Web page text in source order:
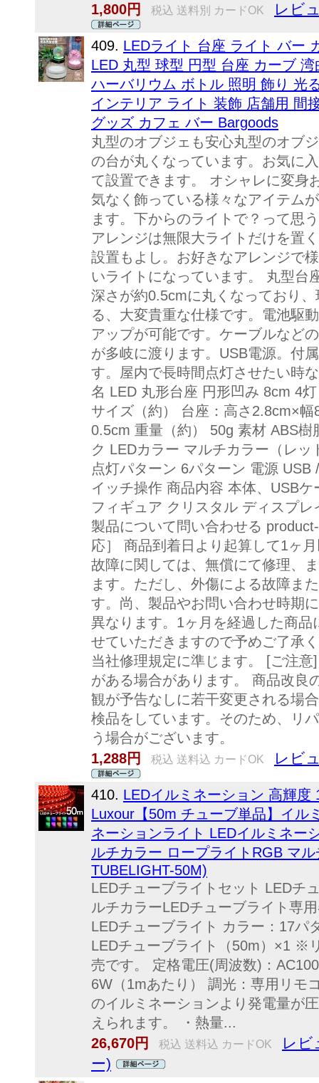
1,800円
税込 送料別 カードOK レビ
409. LEDライト 台座 ライト バー
LED 丸型 球型 円型 台座 カーブ
ハーバリウム ボトル 照明 飾り 光
インテリア ライト 装飾 店舗用 間
グッズ カフェ バー Bargoods
丸型のオブジェも安心丸型のオブ
の台が丸くなっています。お気に
て設置できます。 オシャレに変身
気なく飾っている様々なアイテム
ます。下からのライトで？って思
アレンジは無限大ライトだけを置
設置もよし。お好きなアレンジで
いライトになっています。 丸型台
深さが約0.5cmに丸くなっており
る、大変貴重な仕様です。電池駆
アップが可能です。ケーブルなど
が多岐に渡ります。USB電源。付
す。屋内で長時間点灯させたい時
名 LED 丸形台座 円形凹み 8cm 4
サイズ（約） 台座：高さ2.8cm×
0.5cm 重量（約） 50g 素材 ABS
ク LEDカラー マルチカラー（レ
点灯パターン 6パターン 電源
イッチ操作 商品内容 本体、USB
フィギュア クリスタル ディスプ
製品について問い合わせる
応］ 商品到着日より起算して1ヶ
故障に関しては、無償にて修理、
ます。ただし、外傷による故障ま
す。尚、製品やお問い合わせ時期
異なります。1ヶ月を経過した商
せていただきますので予めご了承
当社修理規定に準じます。 [ご注
がある場合があります。 商品改良
観が予告なしに若干変更される場
検品をしています。そのため、リ
う場合がございます。
1,288円
税込 送料込 カードOK レビ
410. LEDイルミネーション 高輝度
Luxour【50m チューブ単品】イル
ネーションライト LEDイルミネー
ルチカラー ロープライトRGB マ
TUBELIGHT-50M)
LEDチューブライトセット LEDチ
ルチカラーLEDチューブライト専
LEDチューブライト カラー：17パ
LEDチューブライト（50m）×1 ※
売です。 定格電圧(周波数)：
6W（1mあたり） 調光：専用リモ
のイルミネーションより発電量が
えられます。 ・熱量...
26,670円
税込 送料込 カードOK
レビ
ー)